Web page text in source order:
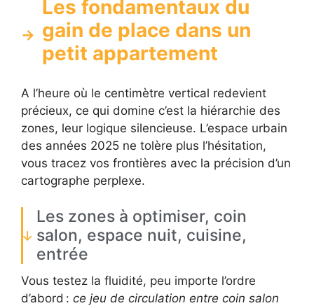
Les fondamentaux du
gain de place dans un
petit appartement
A l’heure où le centimètre vertical redevient
précieux, ce qui domine c’est la hiérarchie des
zones, leur logique silencieuse. L’espace urbain
des années 2025 ne tolère plus l’hésitation,
vous tracez vos frontières avec la précision d’un
cartographe perplexe.
Les zones à optimiser, coin
salon, espace nuit, cuisine,
entrée
Vous testez la fluidité, peu importe l’ordre
d’abord : ce jeu de circulation entre coin salon